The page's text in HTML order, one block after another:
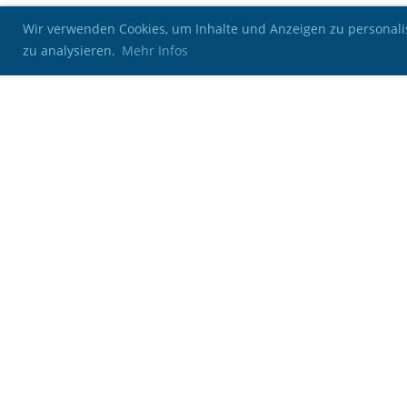
Wir verwenden Cookies, um Inhalte und Anzeigen zu
zu analysieren. Mehr Infos